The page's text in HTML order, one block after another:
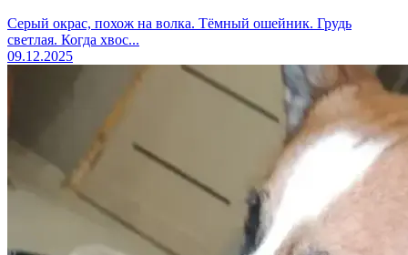
Серый окрас, похож на волка. Тёмный ошейник. Грудь
светлая. Когда хвос...
09.12.2025